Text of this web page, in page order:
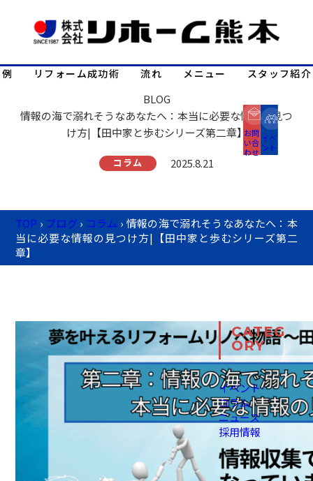
リフォーム成功術 流れ メニュー スタッフ紹介
BLOG
情報の海で溺れそうなあなたへ：本当に必要な情報の見つ
け方|【田中家と歩むシリーズ第二章】
コラム 2025.8.21
TOP › ブログ › コラム › 情報の海で溺れそうなあなたへ：本
当に必要な情報の見つけ方|【田中家と歩むシリーズ第二
章】
CATEG
ORY
イベント
コラム
ニュース
採用情報
お問
い合
わせ
イベ
ント